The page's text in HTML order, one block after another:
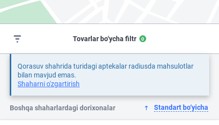
Tovarlar bo‘ycha filtr 0
Qorasuv shahrida turidagi aptekalar radiusda mahsulotlar
bilan mavjud emas.
Shaharni o'zgartirish
Boshqa shaharlardagi dorixonalar Standart bo‘yicha